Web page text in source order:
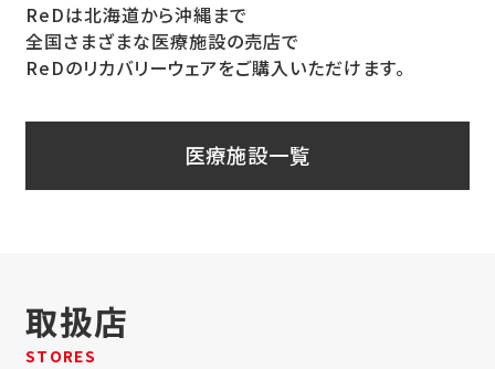
ReDは北海道から沖縄まで
全国さまざまな医療施設の売店で
ReDのリカバリーウェアをご購入いただけます。
医療施設一覧
取扱店
STORES